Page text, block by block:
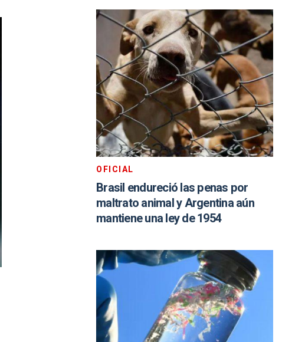
OFICIAL
Brasil endureció las penas por
maltrato animal y Argentina aún
mantiene una ley de 1954